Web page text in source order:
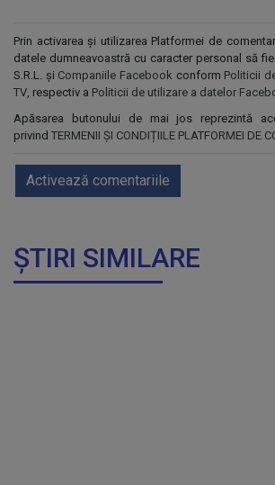
Prin activarea și utilizarea Platformei de
datele dumneavoastră cu caracter personal să
S.R.L. și Companiile Facebook conform Politicii
TV, respectiv a Politicii de utilizare a datelor
Apăsarea butonului de mai jos reprezintă
privind TERMENII ȘI CONDIȚIILE PLATFORMEI DE
Activează comentariile
ȘTIRI SIMILARE